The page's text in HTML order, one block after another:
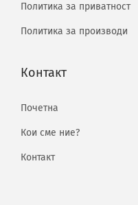
Политика за приватност
Политика за производи
Контакт
Почетна
Кои сме ние?
Контакт